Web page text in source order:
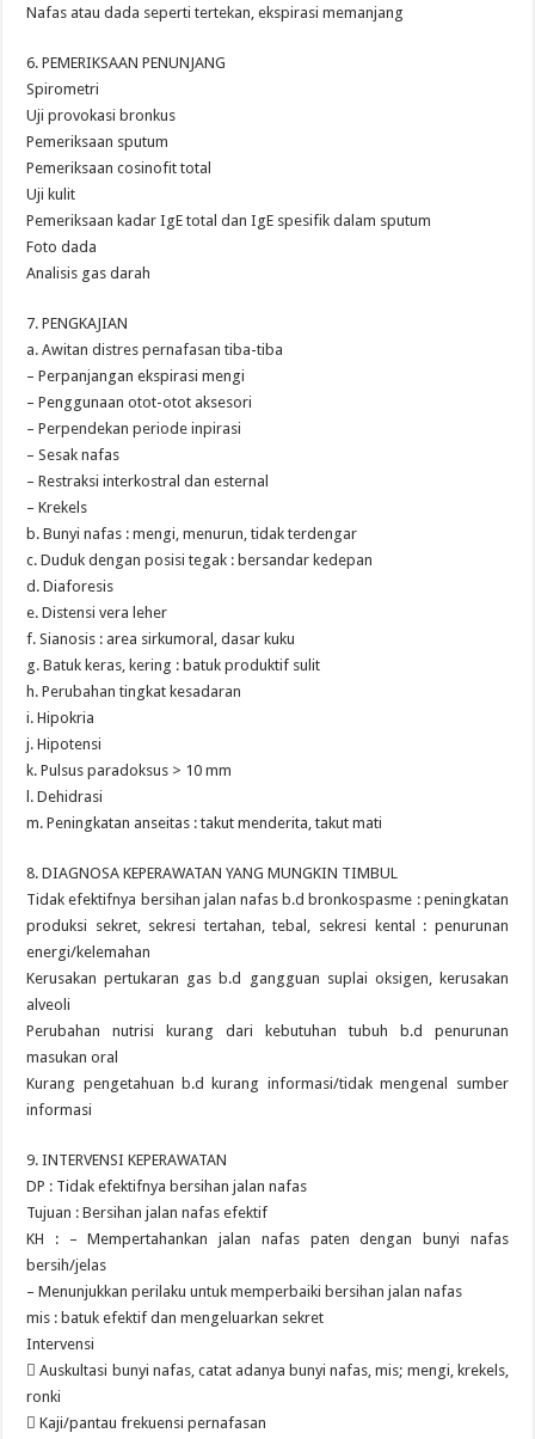
Nafas atau dada seperti tertekan, ekspirasi memanjang
6. PEMERIKSAAN PENUNJANG
Spirometri
Uji provokasi bronkus
Pemeriksaan sputum
Pemeriksaan cosinofit total
Uji kulit
Pemeriksaan kadar IgE total dan IgE spesifik dalam sputum
Foto dada
Analisis gas darah
7. PENGKAJIAN
a. Awitan distres pernafasan tiba-tiba
– Perpanjangan ekspirasi mengi
– Penggunaan otot-otot aksesori
– Perpendekan periode inpirasi
– Sesak nafas
– Restraksi interkostral dan esternal
– Krekels
b. Bunyi nafas : mengi, menurun, tidak terdengar
c. Duduk dengan posisi tegak : bersandar kedepan
d. Diaforesis
e. Distensi vera leher
f. Sianosis : area sirkumoral, dasar kuku
g. Batuk keras, kering : batuk produktif sulit
h. Perubahan tingkat kesadaran
i. Hipokria
j. Hipotensi
k. Pulsus paradoksus > 10 mm
l. Dehidrasi
m. Peningkatan anseitas : takut menderita, takut mati
8. DIAGNOSA KEPERAWATAN YANG MUNGKIN TIMBUL
Tidak efektifnya bersihan jalan nafas b.d bronkospasme : peningkatan
produksi sekret, sekresi tertahan, tebal, sekresi kental : penurunan
energi/kelemahan
Kerusakan pertukaran gas b.d gangguan suplai oksigen, kerusakan
alveoli
Perubahan nutrisi kurang dari kebutuhan tubuh b.d penurunan
masukan oral
Kurang pengetahuan b.d kurang informasi/tidak mengenal sumber
informasi
9. INTERVENSI KEPERAWATAN
DP : Tidak efektifnya bersihan jalan nafas
Tujuan : Bersihan jalan nafas efektif
KH : – Mempertahankan jalan nafas paten dengan bunyi nafas
bersih/jelas
– Menunjukkan perilaku untuk memperbaiki bersihan jalan nafas
mis : batuk efektif dan mengeluarkan sekret
Intervensi
 Auskultasi bunyi nafas, catat adanya bunyi nafas, mis; mengi, krekels,
ronki
 Kaji/pantau frekuensi pernafasan